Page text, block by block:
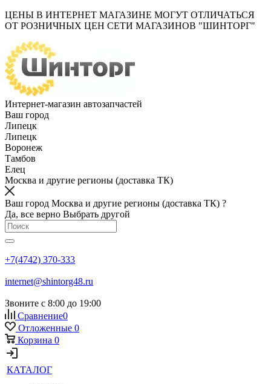
ЦЕНЫ В ИНТЕРНЕТ МАГАЗИНЕ МОГУТ ОТЛИЧАТЬСЯ
ОТ РОЗНИЧНЫХ ЦЕН СЕТИ МАГАЗИНОВ "ШИНТОРГ"
Интернет-магазин автозапчастей
Ваш город
Липецк
Липецк
Воронеж
Тамбов
Елец
Москва и другие регионы (доставка ТК)
Ваш город Москва и другие регионы (доставка ТК) ?
Да, все верно Выбрать другой
+7(4742) 370-333
internet@shintorg48.ru
Звоните с 8:00 до 19:00
Сравнение0
Отложенные 0
Корзина 0
КАТАЛОГ